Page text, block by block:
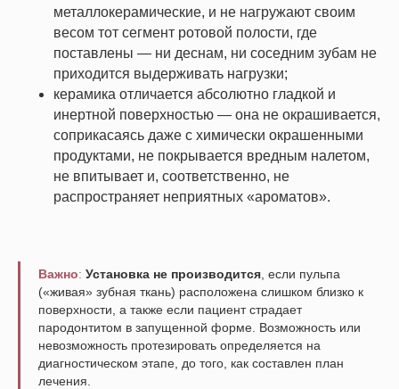
металлокерамические, и не нагружают своим
весом тот сегмент ротовой полости, где
поставлены — ни деснам, ни соседним зубам не
приходится выдерживать нагрузки;
керамика отличается абсолютно гладкой и
инертной поверхностью — она не окрашивается,
соприкасаясь даже с химически окрашенными
продуктами, не покрывается вредным налетом,
не впитывает и, соответственно, не
распространяет неприятных «ароматов».
Важно: Установка не производится , если пульпа
(«живая» зубная ткань) расположена слишком близко к
поверхности, а также если пациент страдает
пародонтитом в запущенной форме. Возможность или
невозможность протезировать определяется на
диагностическом этапе, до того, как составлен план
лечения.